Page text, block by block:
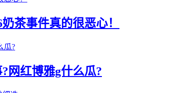
茶事件真的很恶心！
网红博雅g什么瓜?